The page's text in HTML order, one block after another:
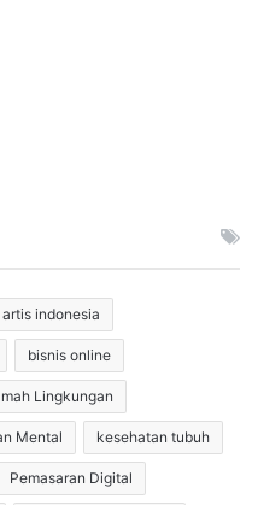
artis indonesia
bisnis online
Lingkungan
Mental kesehatan tubuh
Pemasaran Digital